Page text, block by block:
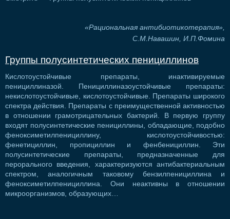
«Рациональная антибиотикотерапия»,
С.М.Навашин, И.П.Фомина
Группы полусинтетических пенициллинов
Кислотоустойчивые препараты, инактивируемые
пенициллиназой. Пенициллиназоустойчивые препараты:
некислотоустойчивые, кислотоустойчивые. Препараты широкого
спектра действия. Препараты с преимущественной активностью
в отношении грамотрицательных бактерий. В первую группу
входят полусинтетические пенициллины, обладающие, подобно
феноксиметилпенициллину, кислотоустойчивостью:
фенетициллин, пропициллин и фенбенициллин. Эти
полусинтетические препараты, предназначенные для
перорального введения, характеризуются антибактериальным
спектром, аналогичным таковому бензилпенициллина и
феноксиметилпенициллина. Они неактивны в отношении
микроорганизмов, образующих…